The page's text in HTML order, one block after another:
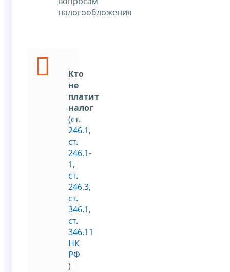
налогообложения
Кто
не
платит
налог
(ст.
246.1,
ст.
246.1-
1,
ст.
246.3,
ст.
346.1,
ст.
346.11
НК
РФ
)